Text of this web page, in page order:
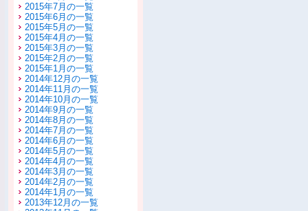
2015年7月の一覧
2015年6月の一覧
2015年5月の一覧
2015年4月の一覧
2015年3月の一覧
2015年2月の一覧
2015年1月の一覧
2014年12月の一覧
2014年11月の一覧
2014年10月の一覧
2014年9月の一覧
2014年8月の一覧
2014年7月の一覧
2014年6月の一覧
2014年5月の一覧
2014年4月の一覧
2014年3月の一覧
2014年2月の一覧
2014年1月の一覧
2013年12月の一覧